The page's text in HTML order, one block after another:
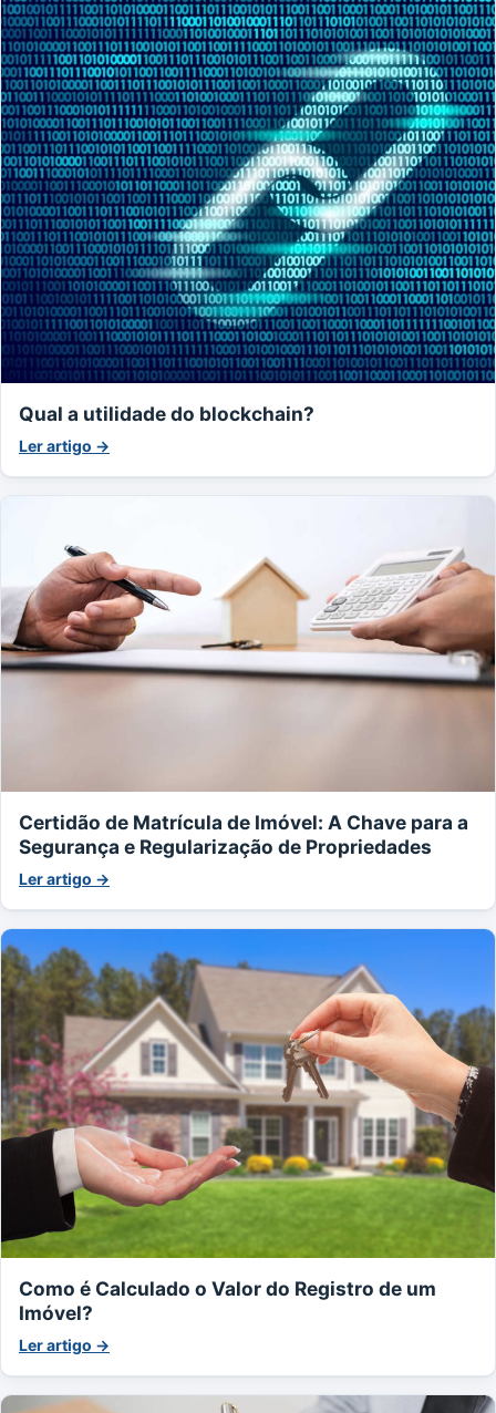
Qual a utilidade do blockchain?
Ler artigo →
Certidão de Matrícula de Imóvel: A Chave para a
Segurança e Regularização de Propriedades
Ler artigo →
Como é Calculado o Valor do Registro de um
Imóvel?
Ler artigo →